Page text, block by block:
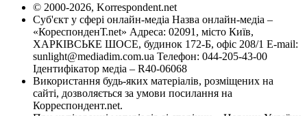
© 2000-2026, Korrespondent.net
Суб'єкт у сфері онлайн-медіа Назва онлайн-медіа –
«КореспонденТ.net» Адреса: 02091, місто Київ,
ХАРКІВСЬКЕ ШОСЕ, будинок 172-Б, офіс 208/1 E-mail:
sunlight@mediadim.com.ua Телефон: 044-205-43-00
Ідентифікатор медіа – R40-06068
Використання будь-яких матеріалів, розміщених на
сайті, дозволяється за умови посилання на
Корреспондент.net.